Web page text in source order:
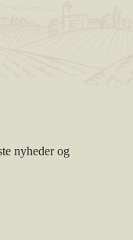
nyheder og